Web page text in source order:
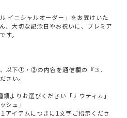
イニシャルオーダー」をお受けいた
、大切な記念日やお祝いに、プレミア
す。
以下①・②の内容を通信欄の『３．
さい。
りお選びください「ナウティカ」
シュ」
アイテムにつきに1文字ご指示くださ